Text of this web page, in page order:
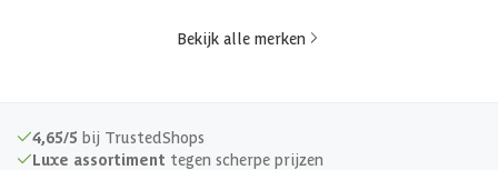
Bekijk alle merken
4,65/5 bij TrustedShops
Luxe assortiment tegen scherpe prijzen